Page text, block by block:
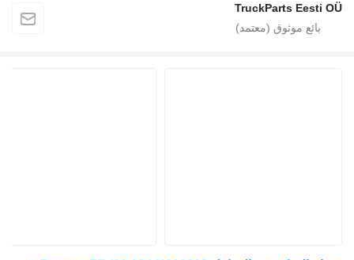
TruckParts Eesti